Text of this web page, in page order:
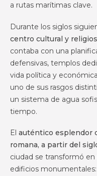
a rutas marítimas clave.
Durante los siglos
centro cultural y
contaba con una
defensivas, templos
vida política y
uno de sus rasgos
un sistema de agua
tiempo.
El auténtico esplendor
romana, a partir del
ciudad se transformó
edificios